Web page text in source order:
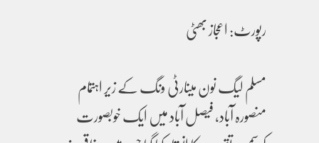
رپورٹ: اعجاز بھٹی
مسلم لیگ نون مینارٹی ونگ کے زیر اہتمام
منصورہ آباد، فیصل آباد میں ایک خوبصورت